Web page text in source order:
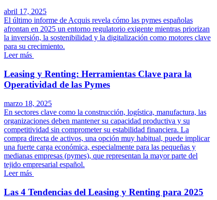
abril 17, 2025
El último informe de Acquis revela cómo las pymes españolas
afrontan en 2025 un entorno regulatorio exigente mientras priorizan
la inversión, la sostenibilidad y la digitalización como motores clave
para su crecimiento.
Leer más
Leasing y Renting: Herramientas Clave para la
Operatividad de las Pymes
marzo 18, 2025
En sectores clave como la construcción, logística, manufactura, las
organizaciones deben mantener su capacidad productiva y su
competitividad sin comprometer su estabilidad financiera. La
compra directa de activos, una opción muy habitual, puede implicar
una fuerte carga económica, especialmente para las pequeñas y
medianas empresas (pymes), que representan la mayor parte del
tejido empresarial español.
Leer más
Las 4 Tendencias del Leasing y Renting para 2025